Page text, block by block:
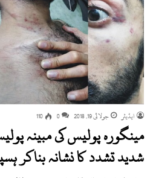
ایڈیٹر جولائی 19, 2018 0
110
مینگورہ پولیس کی مبینہ
شدید تشدد کا نشانہ بناکر